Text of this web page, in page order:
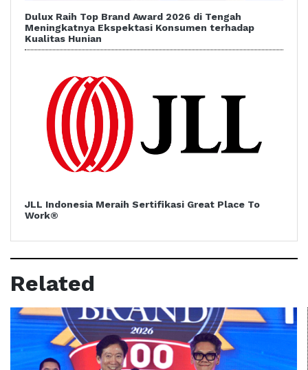
Dulux Raih Top Brand Award 2026 di Tengah
Meningkatnya Ekspektasi Konsumen terhadap
Kualitas Hunian
JLL Indonesia Meraih Sertifikasi Great Place To
Work®
Related